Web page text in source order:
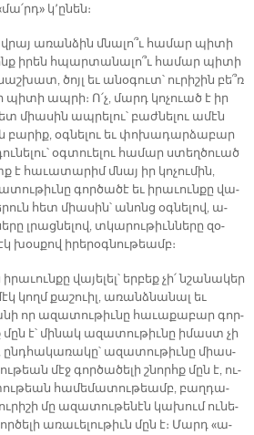
կ՚ը­նեն։
ա­ռան­ձին մնա­լո՞ւ հա­մար պի­տի
ի­րեն հպար­տա­նա­լո՞ւ հա­մար պի­տի
ծոյլ եւ ա­նօ­գուտ՝ ու­րի­շին բե՞ռ
պի­տի ապ­րի։ Ո՛չ, մարդ կո­չուած է իր
միա­սին ապ­րե­լու՝ բաժ­նե­լու ա­մէն
բա­րիք, օգ­նե­լու եւ փո­խա­դար­ձա­բար
օգ­տուե­լու հա­մար ստեղ­ծուած
է հա­ւա­տա­րիմ մնայ իր կո­չու­մին,
գոր­ծա­ծէ եւ ի­րա­ւուն­քը վա­
հետ միա­սին՝ ա­նոնց օգ­նե­լով, ա­
լրաց­նե­լով, տկա­րու­թիւն­նե­րը զօ­
խօս­քով ի­րե­րօգ­նու­թեամբ։
վա­յե­լել՝ եր­բեք չի՛ նշա­նա­կեր
կողմ քա­շուիլ, ա­ռանձ­նա­նալ եւ
որ ա­զա­տու­թիւ­նը հա­ւա­քա­բար գոր­
մըն է՝ մի­նակ ա­զա­տու­թիւ­նը ի­մաստ չի
ընդ­հա­կա­ռա­կը՝ ա­զա­տու­թիւ­նը միաս­
մէջ գոր­ծա­ծե­լի շնորհք մըն է, ու­
հա­մե­մա­տու­թեամբ, բաղ­դա­
մը ա­զա­տու­թե­նէն կա­խում ու­նե­
ա­ռա­ւե­լու­թիւն մըն է։ Մարդ «ա­